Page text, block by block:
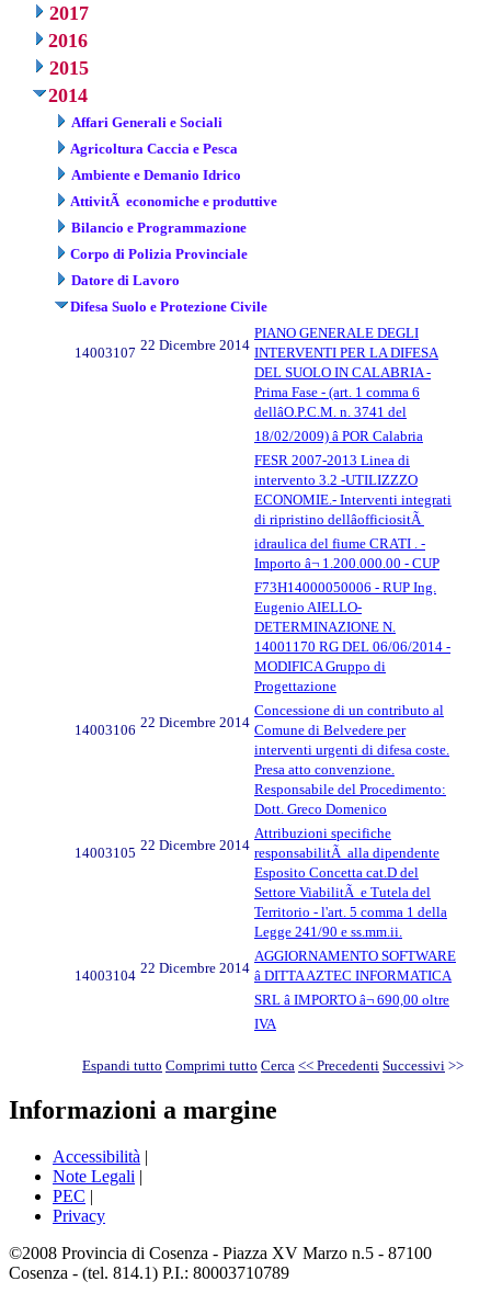
2017
2016
2015
2014
Affari Generali e Sociali
Agricoltura Caccia e Pesca
Ambiente e Demanio Idrico
AttivitÃ economiche e produttive
Bilancio e Programmazione
Corpo di Polizia Provinciale
Datore di Lavoro
Difesa Suolo e Protezione Civile
14003107 22 Dicembre 2014
PIANO GENERALE DEGLI
INTERVENTI PER LA DIFESA
DEL SUOLO IN CALABRIA -
Prima Fase - (art. 1 comma 6
dellâO.P.C.M. n. 3741 del
18/02/2009) â POR Calabria
FESR 2007-2013 Linea di
intervento 3.2 -UTILIZZZO
ECONOMIE.- Interventi integrati
di ripristino dellâofficiositÃ
idraulica del fiume CRATI . -
Importo â¬ 1.200.000.00 - CUP
F73H14000050006 - RUP Ing.
Eugenio AIELLO-
DETERMINAZIONE N.
14001170 RG DEL 06/06/2014 -
MODIFICA Gruppo di
Progettazione
14003106 22 Dicembre 2014
Concessione di un contributo al
Comune di Belvedere per
interventi urgenti di difesa coste.
Presa atto convenzione.
Responsabile del Procedimento:
Dott. Greco Domenico
14003105 22 Dicembre 2014
Attribuzioni specifiche
responsabilitÃ alla dipendente
Esposito Concetta cat.D del
Settore ViabilitÃ e Tutela del
Territorio - l'art. 5 comma 1 della
Legge 241/90 e ss.mm.ii.
14003104 22 Dicembre 2014
AGGIORNAMENTO SOFTWARE
â DITTA AZTEC INFORMATICA
SRL â IMPORTO â¬ 690,00 oltre
IVA
Espandi tutto Comprimi tutto Cerca << Precedenti Successivi >>
Informazioni a margine
Accessibilità |
Note Legali |
PEC |
Privacy
©2008 Provincia di Cosenza - Piazza XV Marzo n.5 - 87100
Cosenza - (tel. 814.1) P.I.: 80003710789